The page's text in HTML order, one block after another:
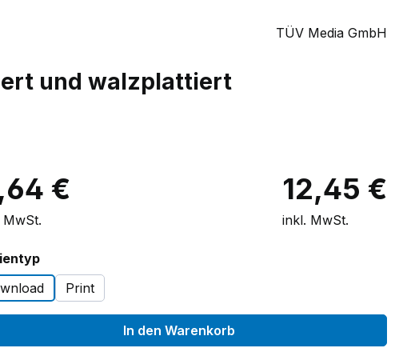
und walzplattiert
TÜV Media GmbH
€
MwSt.
12,45 €
inkl. MwSt.
auswählen
Print
In den Warenkorb